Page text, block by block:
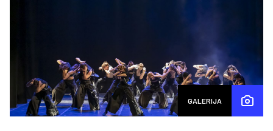
GALERIJA